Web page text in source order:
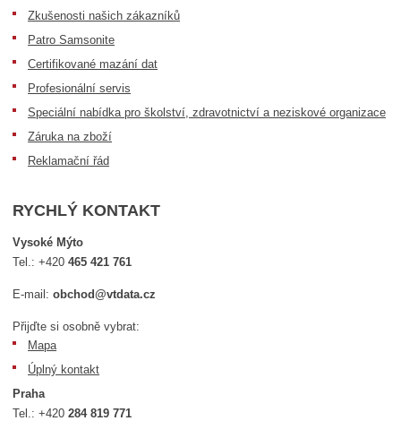
Zkušenosti našich zákazníků
Patro Samsonite
Certifikované mazání dat
Profesionální servis
Speciální nabídka pro školství, zdravotnictví a neziskové organizace
Záruka na zboží
Reklamační řád
RYCHLÝ KONTAKT
Vysoké Mýto
Tel.:+420465 421 761
E-mail:obchod@vtdata.cz
Přijďte si osobně vybrat:
Mapa
Úplný kontakt
Praha
Tel.:+420284 819 771